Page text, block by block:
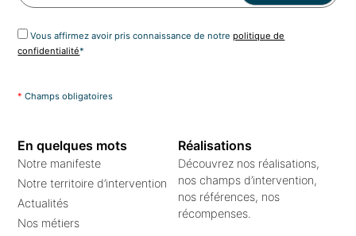
Vous affirmez avoir pris connaissance de notrepolitique de
confidentialité*
* Champs obligatoires
En quelques mots
Notre manifeste
Notre territoire d’intervention
Actualités
Nos métiers
Réalisations
Découvrez nos réalisations,
nos champs d’intervention,
nos références, nos
récompenses.